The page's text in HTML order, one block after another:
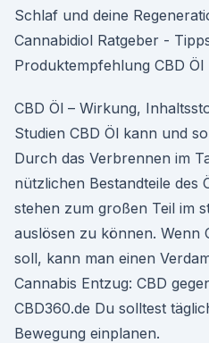
Schlaf und deine
Cannabidiol Ratgeber -
Produktempfehlung CBD Öl
CBD Öl – Wirkung,
Studien CBD Öl kann und
Durch das Verbrennen im
nützlichen Bestandteile des
stehen zum großen Teil im
auslösen zu können. Wenn
soll, kann man einen
Cannabis Entzug: CBD
CBD360.de Du solltest
Bewegung einplanen.